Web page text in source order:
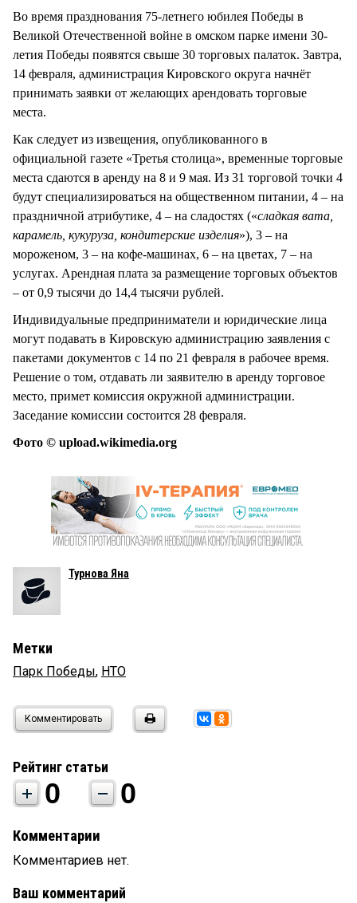
Во время празднования 75-летнего юбилея Победы в
Великой Отечественной войне в омском парке имени 30-
летия Победы появятся свыше 30 торговых палаток. Завтра,
14 февраля, администрация Кировского округа начнёт
принимать заявки от желающих арендовать торговые
места.
Как следует из извещения, опубликованного в
официальной газете «Третья столица», временные торговые
места сдаются в аренду на 8 и 9 мая. Из 31 торговой точки 4
будут специализироваться на общественном питании, 4 – на
праздничной атрибутике, 4 – на сладостях («сладкая вата,
карамель, кукуруза, кондитерские изделия»), 3 – на
мороженом, 3 – на кофе-машинах, 6 – на цветах, 7 – на
услугах. Арендная плата за размещение торговых объектов
– от 0,9 тысячи до 14,4 тысячи рублей.
Индивидуальные предприниматели и юридические лица
могут подавать в Кировскую администрацию заявления с
пакетами документов с 14 по 21 февраля в рабочее время.
Решение о том, отдавать ли заявителю в аренду торговое
место, примет комиссия окружной администрации.
Заседание комиссии состоится 28 февраля.
Фото © upload.wikimedia.org
Турнова Яна
Метки
Парк Победы, НТО
Комментировать
Рейтинг статьи
0 0
Комментарии
Комментариев нет.
Ваш комментарий